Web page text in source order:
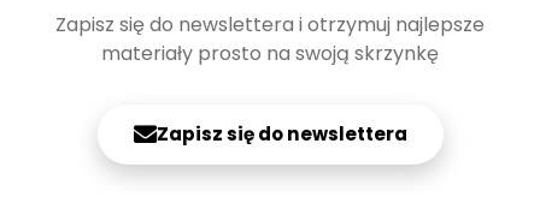
Zapisz się do newslettera i otrzymuj najlepsze
materiały prosto na swoją skrzynkę
Zapisz się do newslettera